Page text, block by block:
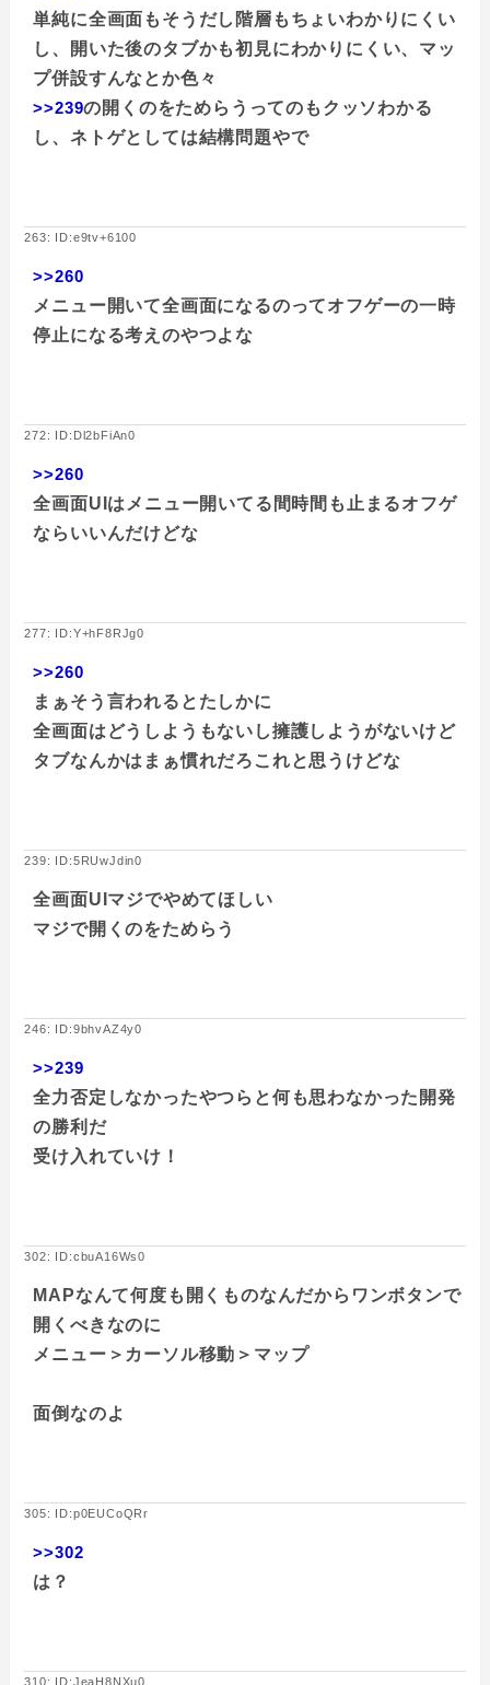
単純に全画面もそうだし階層もちょいわかりにくい
し、開いた後のタブかも初見にわかりにくい、マッ
プ併設すんなとか色々
>>239の開くのをためらうってのもクッソわかる
し、ネトゲとしては結構問題やで
263: ID:e9tv+6100
>>260
メニュー開いて全画面になるのってオフゲーの一時
停止になる考えのやつよな
272: ID:Dl2bFiAn0
>>260
全画面UIはメニュー開いてる間時間も止まるオフゲ
ならいいんだけどな
277: ID:Y+hF8RJg0
>>260
まぁそう言われるとたしかに
全画面はどうしようもないし擁護しようがないけど
タブなんかはまぁ慣れだろこれと思うけどな
239: ID:5RUwJdin0
全画面UIマジでやめてほしい
マジで開くのをためらう
246: ID:9bhvAZ4y0
>>239
全力否定しなかったやつらと何も思わなかった開発
の勝利だ
受け入れていけ！
302: ID:cbuA16Ws0
MAPなんて何度も開くものなんだからワンボタンで
開くべきなのに
メニュー＞カーソル移動＞マップ
面倒なのよ
305: ID:p0EUCoQRr
>>302
は？
310: ID:JeaH8NXu0